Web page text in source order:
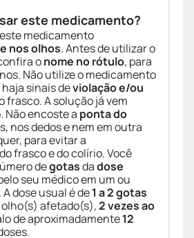
este medicamento?
medicamento
nos olhos. Antes de utilizar o
onome no rótulo, para
Não utilize o medicamento
sinais deviolação e/ou
frasco. A solução já vem
Não encoste a ponta do
nos dedos e nem em outra
para evitar a
do frasco e do colírio. Você
degotasdadose
seu médico em um ou
dose usual é de1 a 2 gotas
afetado(s),2 vezes ao
de aproximadamente12